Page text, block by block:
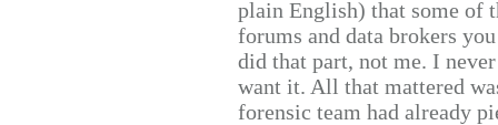
plain English) that some of
forums and data brokers
did that part, not me. I
want it. All that mattered
forensic team had already